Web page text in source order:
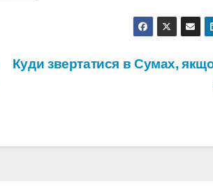
Куди звертатися в Сумах,